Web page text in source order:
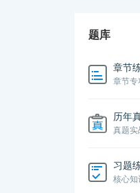
题库
章节
章节专
历年
真题实
习题
核心知